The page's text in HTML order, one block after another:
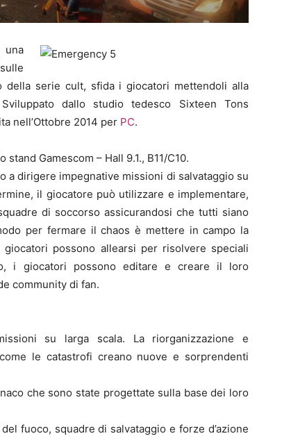
una
della serie cult, sfida i giocatori mettendoli alla
dallo studio tedesco Sixteen Tons
nell’Ottobre 2014 per PC.
Gamescom – Hall 9.1., B11/C10.
a dirigere impegnative missioni di salvataggio su
il giocatore può utilizzare e implementare,
di soccorso assicurandosi che tutti siano
per fermare il chaos è mettere in campo la
possono allearsi per risolvere speciali
i giocatori possono editare e creare il loro
community di fan.
su larga scala. La riorganizzazione e
le catastrofi creano nuove e sorprendenti
che sono state progettate sulla base dei loro
fuoco, squadre di salvataggio e forze d’azione